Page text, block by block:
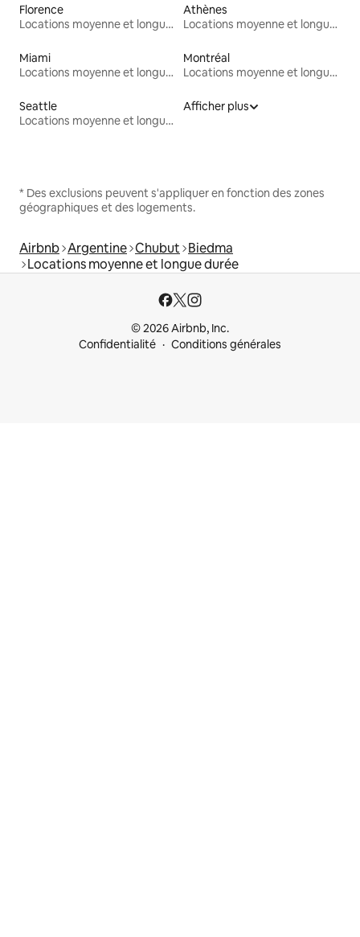
Florence
Locations moyenne et longue durée
Athènes
Locations moyenne et longue durée
Miami
Locations moyenne et longue durée
Montréal
Locations moyenne et longue durée
Seattle
Locations moyenne et longue durée
Afficher plus
* Des exclusions peuvent s'appliquer en fonction des zones
géographiques et des logements.
Airbnb Argentine Chubut Biedma
Locations moyenne et longue durée
© 2026 Airbnb, Inc.
Confidentialité
Conditions générales